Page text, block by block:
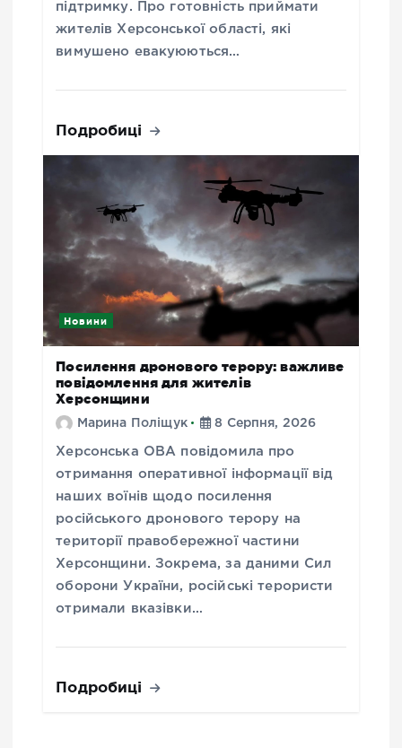
підтримку. Про готовність приймати
жителів Херсонської області, які
вимушено евакуюються…
Подробиці
Новини
Посилення дронового терору: важливе
повідомлення для жителів
Херсонщини
Марина Поліщук 8 Серпня, 2026
Херсонська ОВА повідомила про
отримання оперативної інформації від
наших воїнів щодо посилення
російського дронового терору на
території правобережної частини
Херсонщини. Зокрема, за даними Сил
оборони України, російські терористи
отримали вказівки…
Подробиці